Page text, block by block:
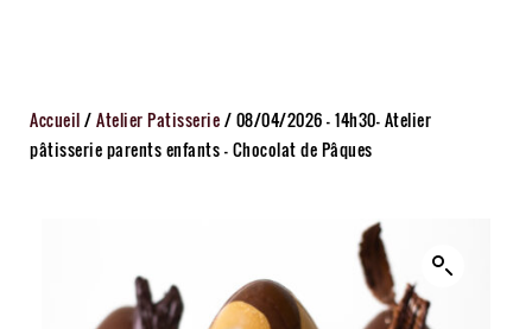
Accueil/Atelier Patisserie/ 08/04/2026 – 14h30– Atelier
pâtisserie parents enfants – Chocolat de Pâques